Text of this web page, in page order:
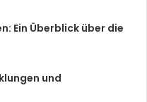
Ein Überblick über die
und